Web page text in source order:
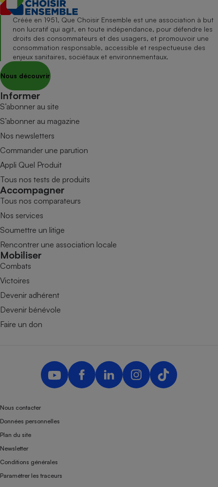
Créée en 1951, Que Choisir Ensemble est une association à but
non lucratif qui agit, en toute indépendance, pour défendre les
droits des consommateurs et des usagers, et promouvoir une
consommation responsable, accessible et respectueuse des
enjeux sanitaires, sociétaux et environnementaux.
Nous découvrir
Informer
S’abonner au site
S’abonner au magazine
Nos newsletters
Commander une parution
Appli Quel Produit
Tous nos tests de produits
Accompagner
Tous nos comparateurs
Nos services
Soumettre un litige
Rencontrer une association locale
Mobiliser
Combats
Victoires
Devenir adhérent
Devenir bénévole
Faire un don
Nous contacter
Données personnelles
Plan du site
Newsletter
Conditions générales
Paramétrer les traceurs